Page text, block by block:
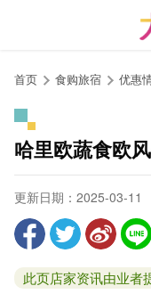
首页 食购旅宿 优惠
哈里欧蔬食欧
更新日期：2025-03-11
此页店家资讯由业者